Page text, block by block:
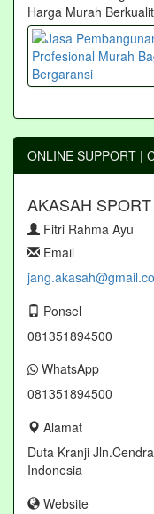
ONLINE SUPPORT |
AKASAH SPORT
Fitri Rahma Ayu
Email
Ponsel
081351894500
WhatsApp
081351894500
Alamat
Duta Kranji
Indonesia
Website